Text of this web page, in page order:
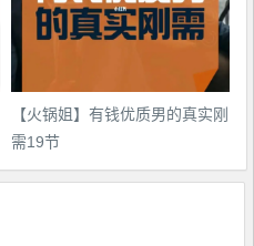
【火锅姐】有钱优质男的真实刚
需19节